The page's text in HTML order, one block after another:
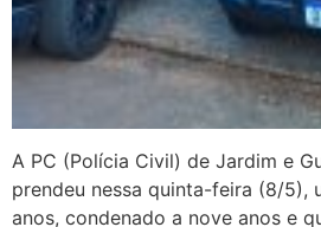
A PC (Polícia Civil) de Jardim e
prendeu nessa quinta-feira (8/5),
anos, condenado a nove anos e